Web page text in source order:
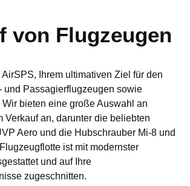
von Flugzeugen
Ihrem ultimativen Ziel für den
und Passagierflugzeugen sowie
Wir bieten eine große Auswahl an
Verkauf an, darunter die beliebten
Aero und die Hubschrauber Mi-8 und
ist mit modernster
und auf Ihre
zugeschnitten.